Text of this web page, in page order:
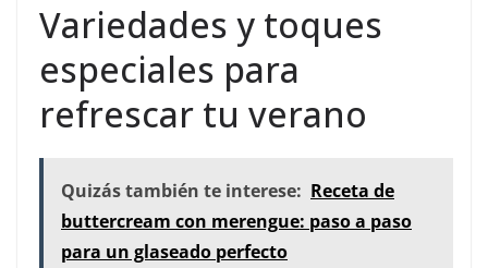
Variedades y toques
especiales para
refrescar tu verano
Quizás también te interese: Receta de
buttercream con merengue: paso a paso
para un glaseado perfecto